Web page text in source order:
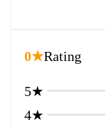
0★Rating
5★
4★